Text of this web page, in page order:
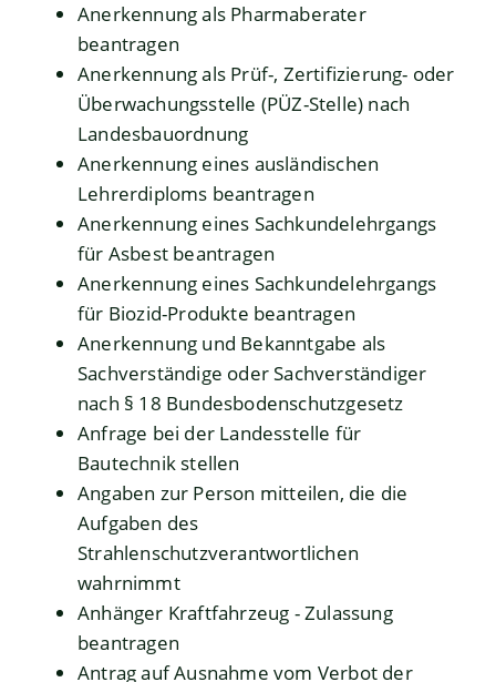
Anerkennung als Pharmaberater
beantragen
Anerkennung als Prüf-, Zertifizierung- oder
Überwachungsstelle (PÜZ-Stelle) nach
Landesbauordnung
Anerkennung eines ausländischen
Lehrerdiploms beantragen
Anerkennung eines Sachkundelehrgangs
für Asbest beantragen
Anerkennung eines Sachkundelehrgangs
für Biozid-Produkte beantragen
Anerkennung und Bekanntgabe als
Sachverständige oder Sachverständiger
nach § 18 Bundesbodenschutzgesetz
Anfrage bei der Landesstelle für
Bautechnik stellen
Angaben zur Person mitteilen, die die
Aufgaben des
Strahlenschutzverantwortlichen
wahrnimmt
Anhänger Kraftfahrzeug - Zulassung
beantragen
Antrag auf Ausnahme vom Verbot der